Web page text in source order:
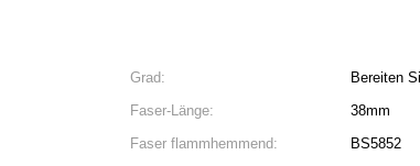
Grad:
Bereiten
Faser-Länge:
38mm
Faser flammhemmend:
BS5852